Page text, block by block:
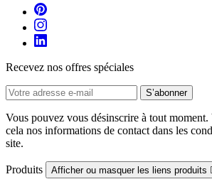
Recevez nos offres spéciales
Vous pouvez vous désinscrire à tout
cela nos informations de contact dans les
site.
Produits Afficher ou masquer les liens produits